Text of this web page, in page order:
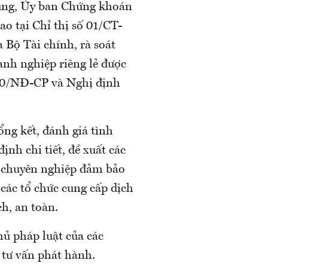
Ủy ban Chứng khoán
tại Chỉ thị số 01/CT-
Bộ Tài chính, rà soát
nghiệp riêng lẻ được
NĐ-CP và Nghị định
kết, đánh giá tình
chi tiết, đề xuất các
nghiệp đảm bảo
tổ chức cung cấp dịch
an toàn.
pháp luật của các
vấn phát hành.